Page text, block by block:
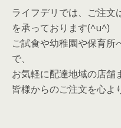
ライフデリでは、ご注文
を承っております(^u^)
ご試食や幼稚園や保育所
で、
お気軽に配達地域の店
皆様からのご注文を心よ